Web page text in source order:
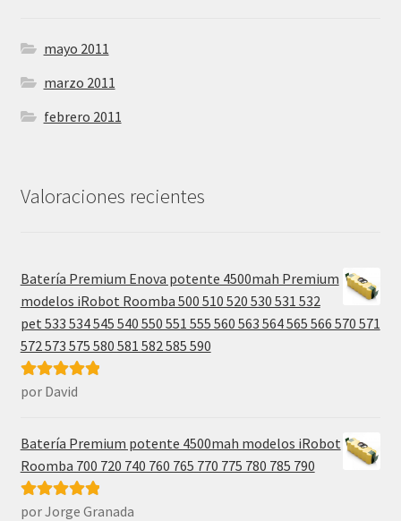
mayo 2011
marzo 2011
febrero 2011
Valoraciones recientes
Batería Premium Enova potente 4500mah Premium
modelos iRobot Roomba 500 510 520 530 531 532
pet 533 534 545 540 550 551 555 560 563 564 565 566 570 571
572 573 575 580 581 582 585 590
Valorado con
por David
Batería Premium potente 4500mah modelos iRobot
Roomba 700 720 740 760 765 770 775 780 785 790
Valorado con
por Jorge Granada